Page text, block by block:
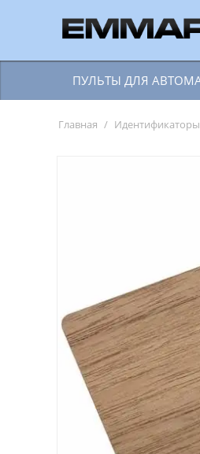
ПУЛЬТЫ ДЛЯ
Главная / Идентификаторы